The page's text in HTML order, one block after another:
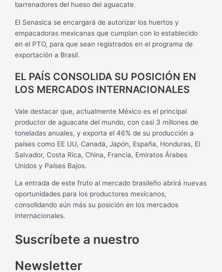
barrenadores del hueso del aguacate.
El Senasica se encargará de autorizar los huertos y
empacadoras mexicanas que cumplan con lo establecido
en el PTO, para que sean registrados en el programa de
exportación a Brasil.
EL PAÍS CONSOLIDA SU POSICIÓN EN
LOS MERCADOS INTERNACIONALES
Vale destacar que, actualmente México es el principal
productor de aguacate del mundo, con casi 3 millones de
toneladas anuales, y exporta el 46% de su producción a
países como EE UU, Canadá, Japón, España, Honduras, El
Salvador, Costa Rica, China, Francia, Emiratos Árabes
Unidos y Países Bajos.
La entrada de este fruto al mercado brasileño abrirá nuevas
oportunidades para los productores mexicanos,
consolidando aún más su posición en los mercados
internacionales.
Suscríbete a nuestro
Newsletter